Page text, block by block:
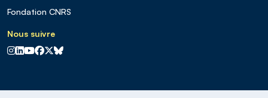
Fondation CNRS
Nous suivre
CNRS sur Instagram
CNRS sur Linkedin
CNRS sur Youtube
CNRS sur Facebook
CNRS sur X
CNRS sur Blus sky